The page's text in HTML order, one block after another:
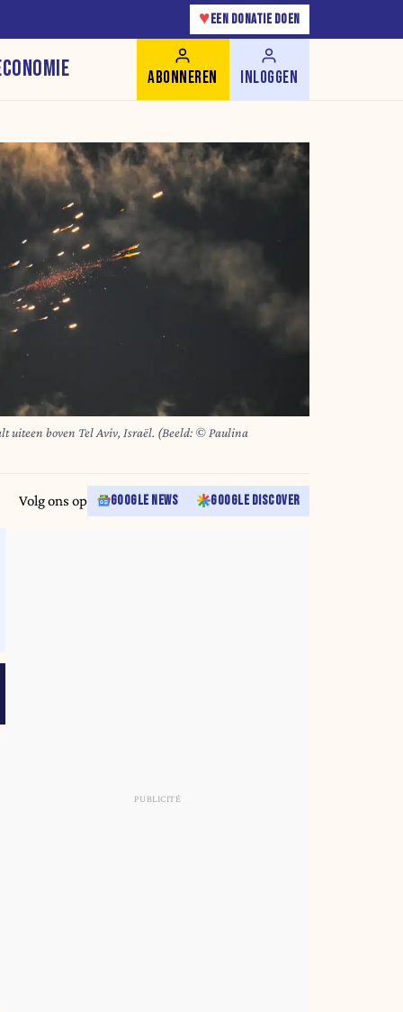
♥ EEN DONATIE DOEN
ABONNEREN INLOGGEN
uiteen boven Tel Aviv, Israël. (Beeld: © Paulina
Volg ons op GOOGLE NEWS GOOGLE DISCOVER